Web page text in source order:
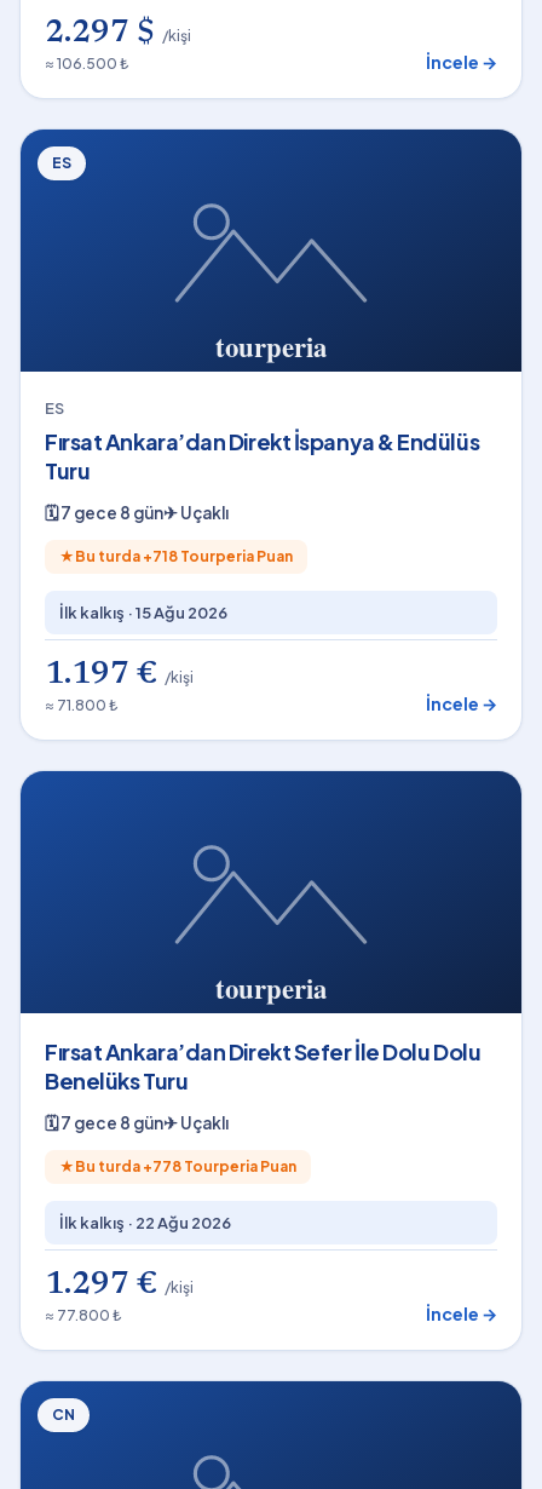
2.297 $ /kişi
≈ 106.500 ₺
İncele →
ES
ES
Fırsat Ankara’dan Direkt İspanya & Endülüs
Turu
🗓7 gece 8 gün✈Uçaklı
★ Bu turda +718 Tourperia Puan
İlk kalkış ·15 Ağu 2026
1.197 € /kişi
≈ 71.800 ₺
İncele →
Fırsat Ankara’dan Direkt Sefer İle Dolu Dolu
Benelüks Turu
🗓7 gece 8 gün✈Uçaklı
★ Bu turda +778 Tourperia Puan
İlk kalkış · 22 Ağu 2026
1.297 € /kişi
≈ 77.800 ₺
İncele →
CN